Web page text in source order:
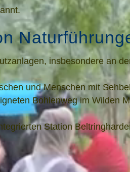
insbesondere an
und Menschen mit
Bohlenweg im Wilden
Station